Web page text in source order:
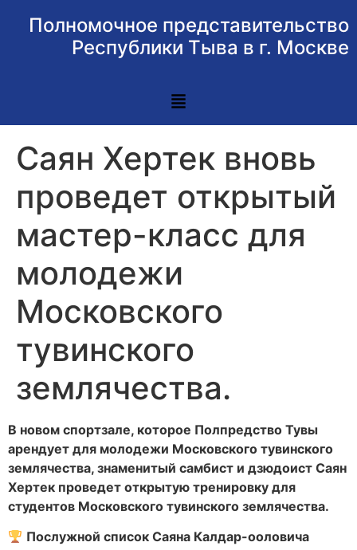
Полномочное представительство
Республики Тыва в г. Москве
Саян Хертек вновь
проведет открытый
мастер-класс для
молодежи
Московского
тувинского
землячества.
В новом спортзале, которое Полпредство Тувы
арендует для молодежи Московского тувинского
землячества, знаменитый самбист и дзюдоист Саян
Хертек проведет открытую тренировку для
студентов Московского тувинского землячества.
Послужной список Саяна Калдар-ооловича